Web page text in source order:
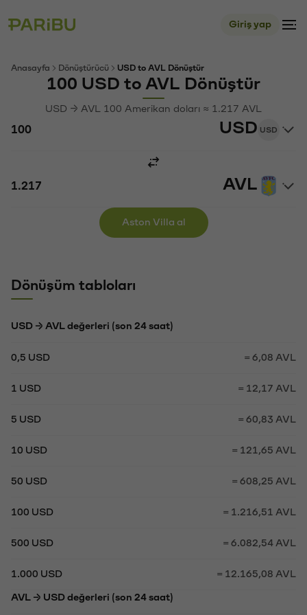
Giriş yap
Anasayfa Dönüştürücü USD to AVL Dönüştür
100 USD to AVL Dönüştür
USD → AVL 100 Amerikan doları ≈ 1.217 AVL
USD USD
AVL
Aston Villa al
Dönüşüm tabloları
USD → AVL değerleri (son 24 saat)
0,5 USD = 6,08 AVL
1 USD = 12,17 AVL
5 USD = 60,83 AVL
10 USD = 121,65 AVL
50 USD = 608,25 AVL
100 USD = 1.216,51 AVL
500 USD = 6.082,54 AVL
1.000 USD = 12.165,08 AVL
AVL → USD değerleri (son 24 saat)